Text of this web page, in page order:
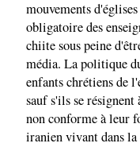
mouvements
obligatoire des
chiite sous peine
média. La politique
enfants chrétiens de
sauf s'ils se
non conforme à leur
iranien vivant dans